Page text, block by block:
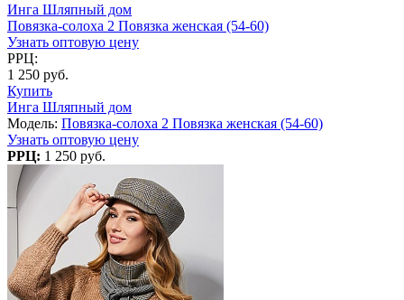
Инга Шляпный дом
Повязка-солоха 2 Повязка женская (54-60)
Узнать оптовую цену
РРЦ:
1 250 руб.
Купить
Инга Шляпный дом
Модель: Повязка-солоха 2 Повязка женская (54-60)
Узнать оптовую цену
РРЦ: 1 250 руб.